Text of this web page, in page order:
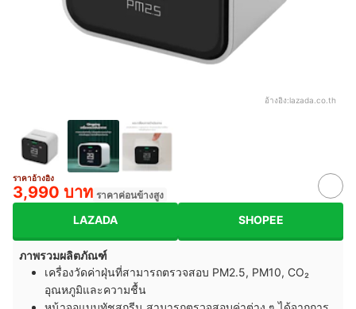
อ้างอิง:lazada.co.th
ราคาอ้างอิง
3,990 บาท ราคาค่อนข้างสูง
LAZADA SHOPEE
ภาพรวมผลิตภัณฑ์
เครื่องวัดค่าฝุ่นที่สามารถตรวจสอบ PM2.5, PM10, CO₂
อุณหภูมิและความชื้น